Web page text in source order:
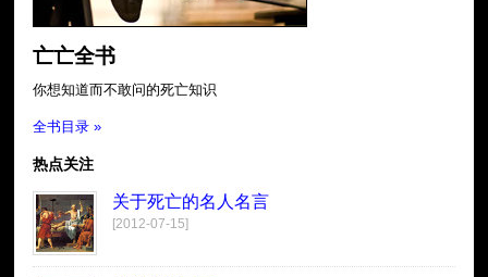
亡亡全书
你想知道而不敢问的死亡知识
全书目录 »
热点关注
关于死亡的名人名言
[2012-07-15]